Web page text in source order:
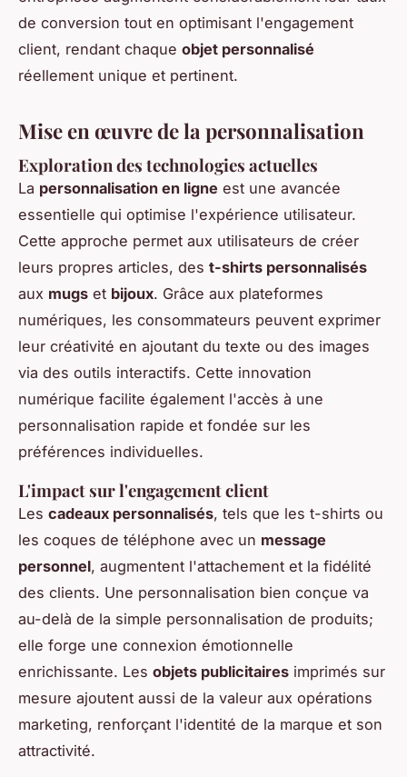
de conversion tout en optimisant l'engagement
client, rendant chaque objet personnalisé
réellement unique et pertinent.
Mise en œuvre de la personnalisation
Exploration des technologies actuelles
La personnalisation en ligne est une avancée
essentielle qui optimise l'expérience utilisateur.
Cette approche permet aux utilisateurs de créer
leurs propres articles, des t-shirts personnalisés
aux mugs et bijoux. Grâce aux plateformes
numériques, les consommateurs peuvent exprimer
leur créativité en ajoutant du texte ou des images
via des outils interactifs. Cette innovation
numérique facilite également l'accès à une
personnalisation rapide et fondée sur les
préférences individuelles.
L'impact sur l'engagement client
Les cadeaux personnalisés, tels que les t-shirts ou
les coques de téléphone avec un message
personnel, augmentent l'attachement et la fidélité
des clients. Une personnalisation bien conçue va
au-delà de la simple personnalisation de produits;
elle forge une connexion émotionnelle
enrichissante. Les objets publicitaires imprimés sur
mesure ajoutent aussi de la valeur aux opérations
marketing, renforçant l'identité de la marque et son
attractivité.